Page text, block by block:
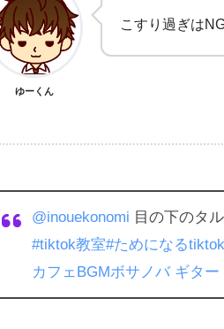
ゆーくん
こすり過ぎは
@inouekonomi 目の下のタ
#tiktok教室#ためになるtiktok
カフェBGMボサノバ ギタ